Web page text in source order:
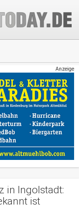
Anzeige
in Ingolstadt:
ist